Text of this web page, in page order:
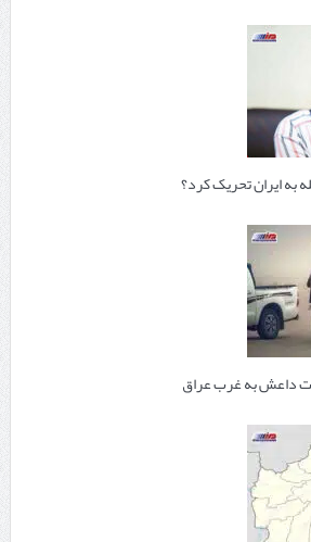
به ایران تحریک کرد؟
داعش به غرب عراق